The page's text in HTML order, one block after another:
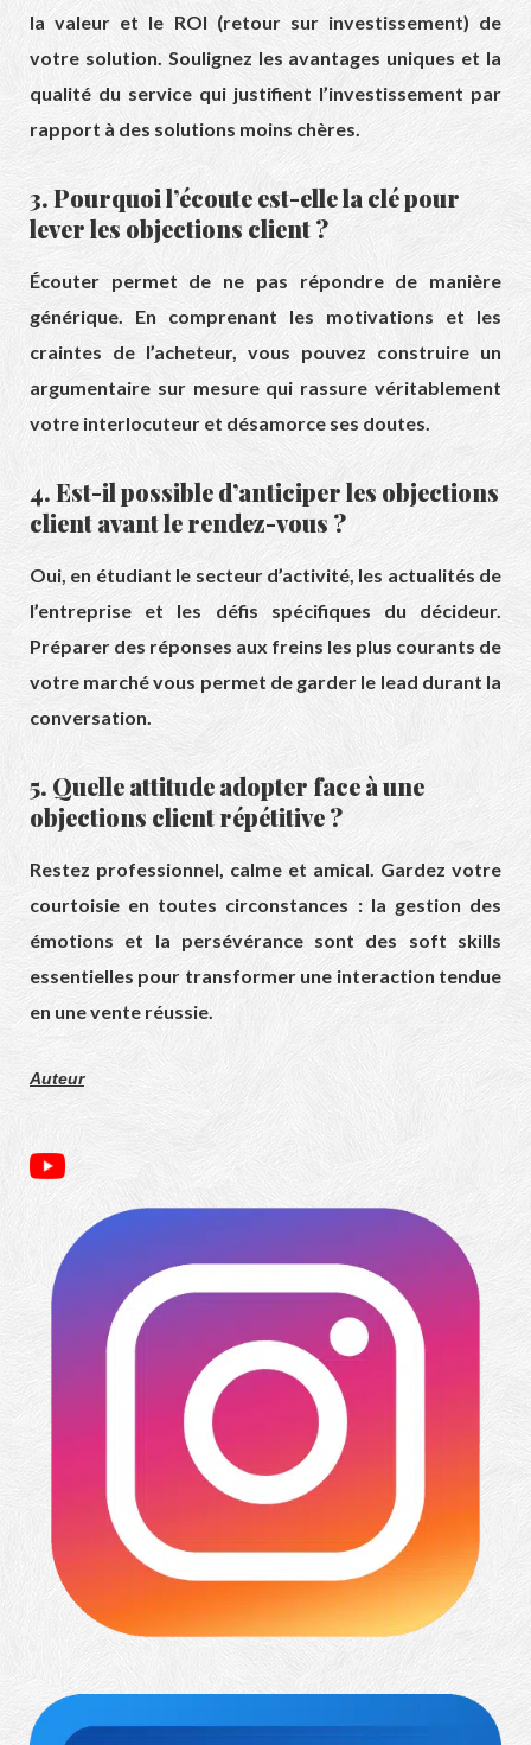
la valeur et le ROI (retour sur investissement) de
votre solution. Soulignez les avantages uniques et la
qualité du service qui justifient l’investissement par
rapport à des solutions moins chères.
3. Pourquoi l’écoute est-elle la clé pour
lever les objections client ?
Écouter permet de ne pas répondre de manière
générique. En comprenant les motivations et les
craintes de l’acheteur, vous pouvez construire un
argumentaire sur mesure qui rassure véritablement
votre interlocuteur et désamorce ses doutes.
4. Est-il possible d’anticiper les objections
client avant le rendez-vous ?
Oui, en étudiant le secteur d’activité, les actualités de
l’entreprise et les défis spécifiques du décideur.
Préparer des réponses aux freins les plus courants de
votre marché vous permet de garder le lead durant la
conversation.
5. Quelle attitude adopter face à une
objections client répétitive ?
Restez professionnel, calme et amical. Gardez votre
courtoisie en toutes circonstances : la gestion des
émotions et la persévérance sont des soft skills
essentielles pour transformer une interaction tendue
en une vente réussie.
Auteur